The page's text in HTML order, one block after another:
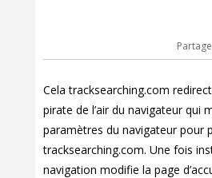
Cela tracksearching.com
pirate de l’air du navigateur qui
paramètres du navigateur pour
tracksearching.com. Une fois
navigation modifie la page